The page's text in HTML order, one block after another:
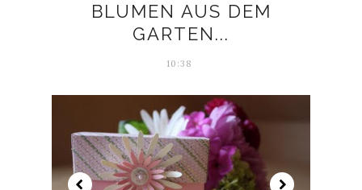
BLUMEN AUS DEM
GARTEN...
10:38